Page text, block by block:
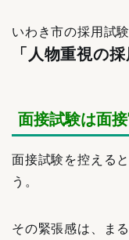
いわき市の採用試
「人物重視の採
面接試験は面
面接試験を控える
う。
その緊張感は、ま